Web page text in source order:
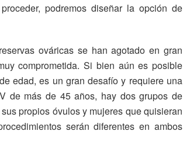
podremos diseñar la opción de
ováricas se han agotado en gran
comprometida. Si bien aún es posible
edad, es un gran desafío y requiere una
de más de 45 años, hay dos grupos de
propios óvulos y mujeres que quisieran
serán diferentes en ambos